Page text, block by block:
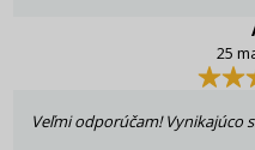
25
Veľmi odporúčam! Vynikajúco